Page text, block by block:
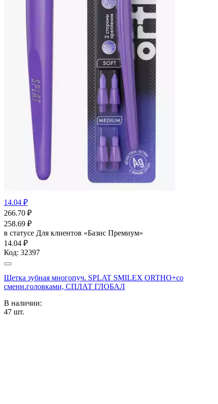
14.04 ₽
266.70 ₽
258.69 ₽
в статусе Для клиентов «Базис Премиум»
14.04 ₽
Код: 32397
Щетка зубная многопуч. SPLAT SMILEX ORTHO+со
сменн.головками, СПЛАТ ГЛОБАЛ
В наличии:
47 шт.